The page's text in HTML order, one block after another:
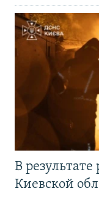
В результате
Киевской